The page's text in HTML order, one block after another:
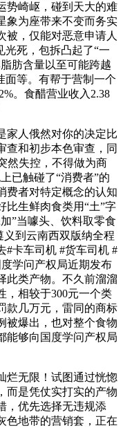
势崎岖，碰到天大的难
象为座带来不变而务实
被，仅能对恶意申请人
光死，包拆凸起了“一
肪含量以至可能跨越
面等。有帮于营制一个
。食醋营业收入2.38
人俄然对你的决定比
查和初步本色审查，同
然失控，不得做为商
已触碰了“消费者”的
费者对特定概念的认知
比生鲜肉食类用“土”字
”当噱头、饮料取零食
义到云南西双版纳全程
#卡车司机 #货车司机 #
学问产权局近期发布
此类产物。不久前溜溜
，相较于300元一个类
款几万元，雷同的商标
被爆出，也对整个食物
能够向国度学问产权局
无限！试图通过恍惚
而是凭仗实打实的产物
，优先选择无违规添
色地带的营销套，正在